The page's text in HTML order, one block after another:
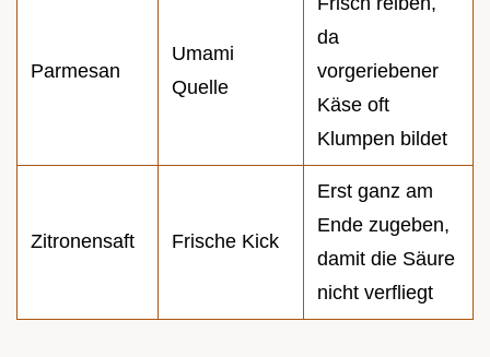
Parmesan
Umami
Quelle
da
vorgeriebener
Käse oft
Klumpen bildet
Zitronensaft Frische Kick
Erst ganz am
Ende zugeben,
damit die Säure
nicht verfliegt